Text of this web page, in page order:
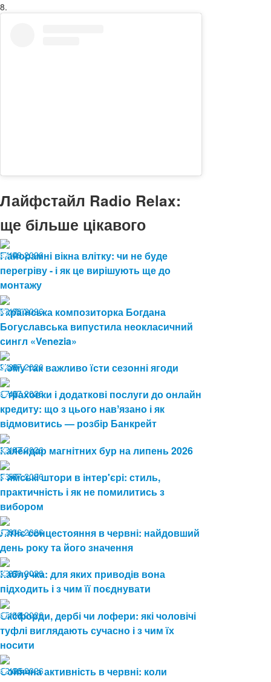
8.
Лайфстайл Radio Relax:
ще більше цікавого
04.08.2026
10
Панорамні вікна влітку: чи не буде
перегріву - і як це вирішують ще до
монтажу
03.08.2026
17
Українська композиторка Богдана
Богуславська випустила неокласичний
сингл «Venezia»
24.07.2026
28
Чому так важливо їсти сезонні ягоди
17.07.2026
42
Страховки і додаткові послуги до онлайн
кредиту: що з цього навʼязано і як
відмовитись — розбір Банкрейт
13.07.2026
147
Календар магнітних бур на липень 2026
08.07.2026
57
Римські штори в інтер'єрі: стиль,
практичність і як не помилитись з
вибором
19.06.2026
81
Літнє сонцестояння в червні: найдовший
день року та його значення
19.06.2026
87
Каблучка: для яких приводів вона
підходить і з чим її поєднувати
15.06.2026
111
Оксфорди, дербі чи лофери: які чоловічі
туфлі виглядають сучасно і з чим їх
носити
12.06.2026
125
Сонячна активність в червні: коли